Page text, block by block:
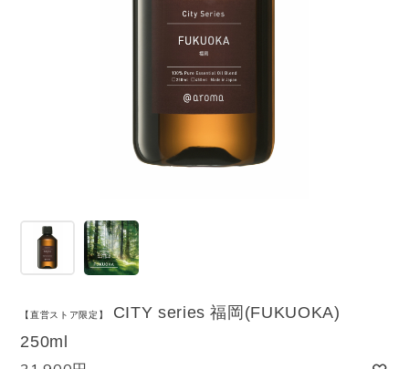
【直営ストア限定】
CITY series 福岡(FUKUOKA)
250ml